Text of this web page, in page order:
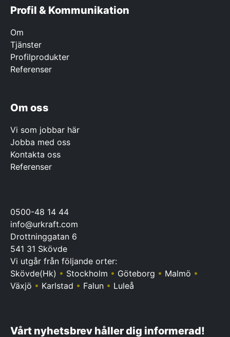
Profil & Kommunikation
Om
Tjänster
Profilprodukter
Referenser
Om oss
Vi som jobbar här
Jobba med oss
Kontakta oss
Referenser
0500-48 14 44
info@urkraft.com
Drottninggatan 6
541 31 Skövde
Vi utgår från följande orter:
Skövde(Hk) • Stockholm • Göteborg • Malmö •
Växjö • Karlstad • Falun • Luleå
Vårt nyhetsbrev håller dig informerad!